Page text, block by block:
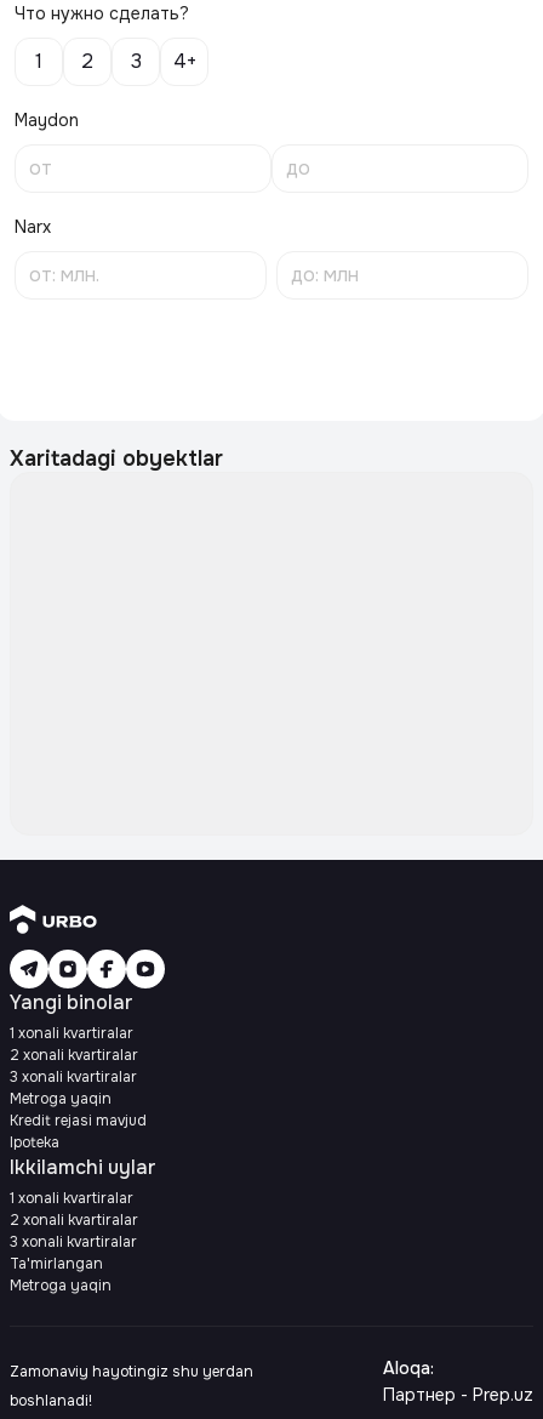
Что нужно сделать?
1 2 3 4+
Maydon
Narx
Xaritadagi obyektlar
Yangi binolar
1 xonali kvartiralar
2 xonali kvartiralar
3 xonali kvartiralar
Metroga yaqin
Kredit rejasi mavjud
Ipoteka
Ikkilamchi uylar
1 xonali kvartiralar
2 xonali kvartiralar
3 xonali kvartiralar
Ta'mirlangan
Metroga yaqin
Zamonaviy hayotingiz shu yerdan
boshlanadi!
Aloqa:
Партнер - Prep.uz